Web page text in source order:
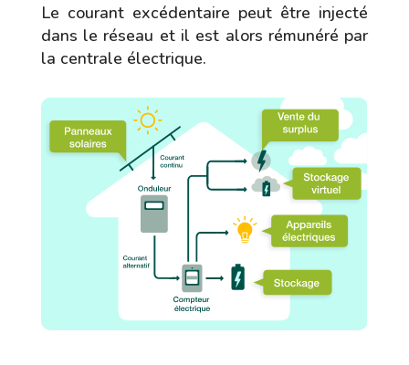
Le courant excédentaire peut être injecté
dans le réseau et il est alors rémunéré par
la centrale électrique.